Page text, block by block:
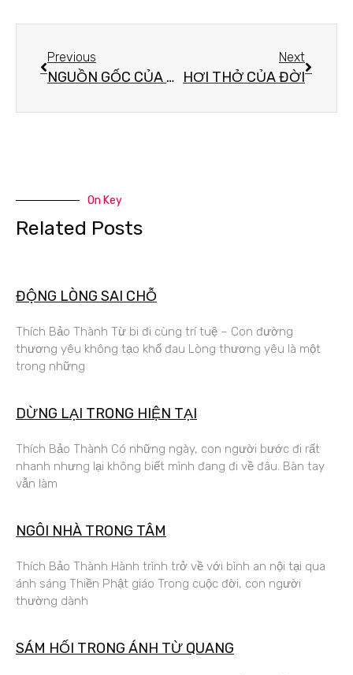
Previous
NGUỒN GỐC CỦA KHỔ ĐAU
Next
HƠI THỞ CỦA ĐỜI
On Key
Related Posts
ĐỘNG LÒNG SAI CHỖ
Thích Bảo Thành Từ bi đi cùng trí tuệ – Con đường
thương yêu không tạo khổ đau Lòng thương yêu là một
trong những
DỪNG LẠI TRONG HIỆN TẠI
Thích Bảo Thành Có những ngày, con người bước đi rất
nhanh nhưng lại không biết mình đang đi về đâu. Bàn tay
vẫn làm
NGÔI NHÀ TRONG TÂM
Thích Bảo Thành Hành trình trở về với bình an nội tại qua
ánh sáng Thiền Phật giáo Trong cuộc đời, con người
thường dành
SÁM HỐI TRONG ÁNH TỪ QUANG